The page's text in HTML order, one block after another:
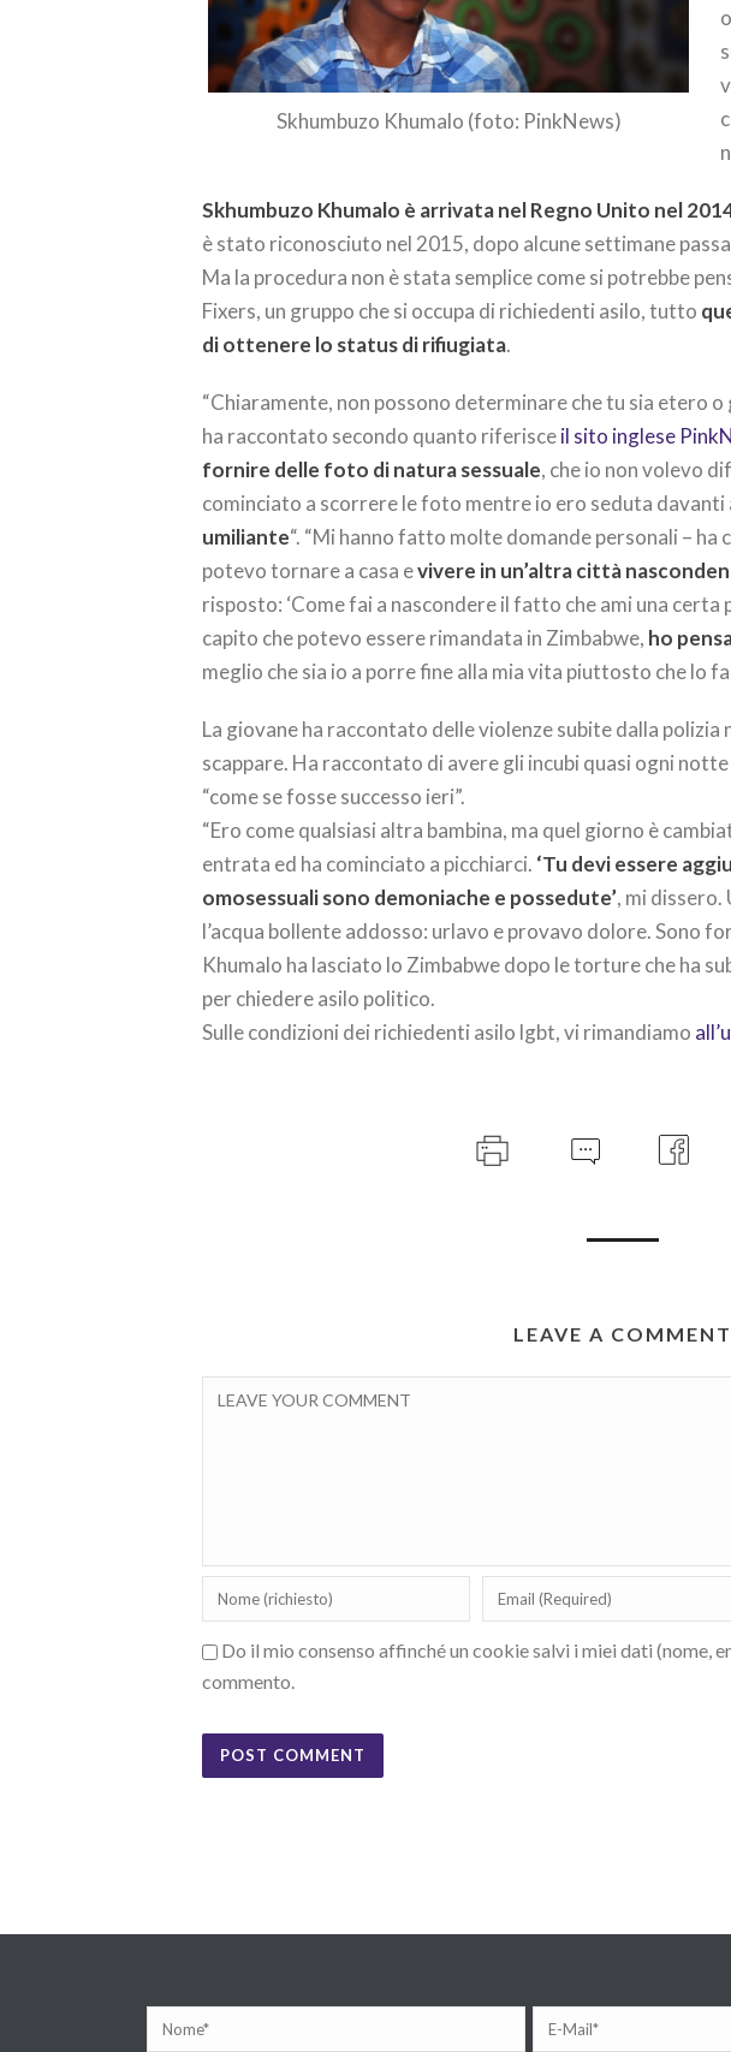
Skhumbuzo Khumalo (foto: PinkNews)
Skhumbuzo Khumalo è arrivata nel Regno Unito nel
è stato riconosciuto nel 2015, dopo alcune settimane
Ma la procedura non è stata semplice come si potrebbe
Fixers, un gruppo che si occupa di richiedenti asilo, tutto
di ottenere lo status di rifiugiata.
“Chiaramente, non possono determinare che tu sia etero
ha raccontato secondo quanto riferisceil sito inglese
fornire delle foto di natura sessuale, che io non volevo
cominciato a scorrere le foto mentre io ero seduta davanti
umiliante“. “Mi hanno fatto molte domande personali –
potevo tornare a casa evivere in un’altra città
risposto: ‘Come fai a nascondere il fatto che ami una certa
capito che potevo essere rimandata in Zimbabwe, ho
meglio che sia io a porre fine alla mia vita piuttosto che lo
La giovane ha raccontato delle violenze subite dalla polizia
scappare. Ha raccontato di avere gli incubi quasi ogni
“come se fosse successo ieri”.
“Ero come qualsiasi altra bambina, ma quel giorno è
entrata ed ha cominciato a picchiarci. ‘Tu devi essere
omosessuali sono demoniache e possedute’, mi dissero.
l’acqua bollente addosso: urlavo e provavo dolore. Sono
Khumalo ha lasciato lo Zimbabwe dopo le torture che ha
per chiedere asilo politico.
Sulle condizioni dei richiedenti asilo lgbt, vi rimandiamo
LEAVE A COMMENT
Do il mio consenso affinché un cookie salvi i miei dati (nome,
commento.